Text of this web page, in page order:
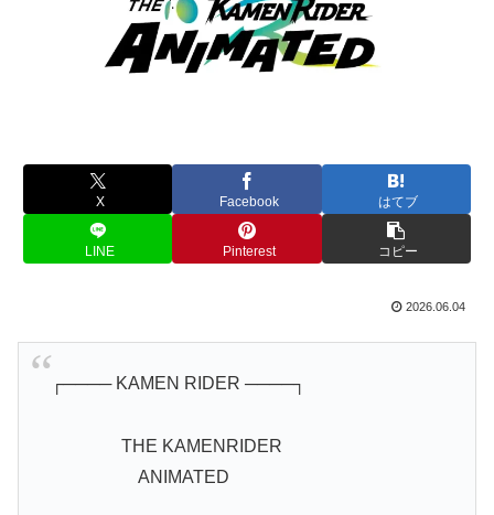
X Facebook はてブ
LINE Pinterest コピー
2026.06.04
┌──── KAMEN RIDER ────┐
THE KAMENRIDER
ANIMATED